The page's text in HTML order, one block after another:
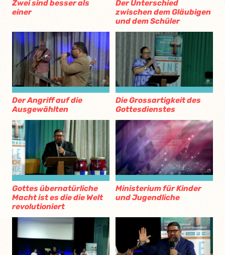
Zwei sind besser als
einer
Der Unterschied
zwischen dem Gläubigen
und dem Schüler
Der Angriff auf die
Ausgewählten
Die Grossartigkeit des
Gottesdienstes
Gottes übernatürliche
Macht ist es die die Welt
revolutioniert
Ministerium für Kinder
und Jugendliche